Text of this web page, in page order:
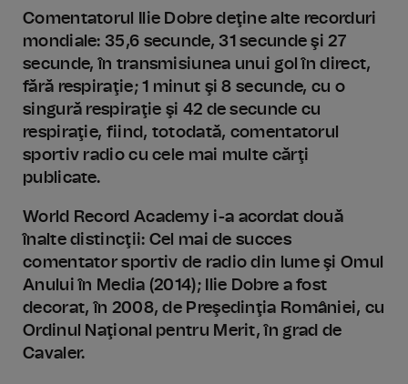
Comentatorul Ilie Dobre deţine alte recorduri
mondiale: 35,6 secunde, 31 secunde şi 27
secunde, în transmisiunea unui gol în direct,
fără respiraţie; 1 minut şi 8 secunde, cu o
singură respiraţie şi 42 de secunde cu
respiraţie, fiind, totodată, comentatorul
sportiv radio cu cele mai multe cărţi
publicate.
World Record Academy i-a acordat două
înalte distincţii: Cel mai de succes
comentator sportiv de radio din lume şi Omul
Anului în Media (2014); Ilie Dobre a fost
decorat, în 2008, de Preşedinţia României, cu
Ordinul Naţional pentru Merit, în grad de
Cavaler.